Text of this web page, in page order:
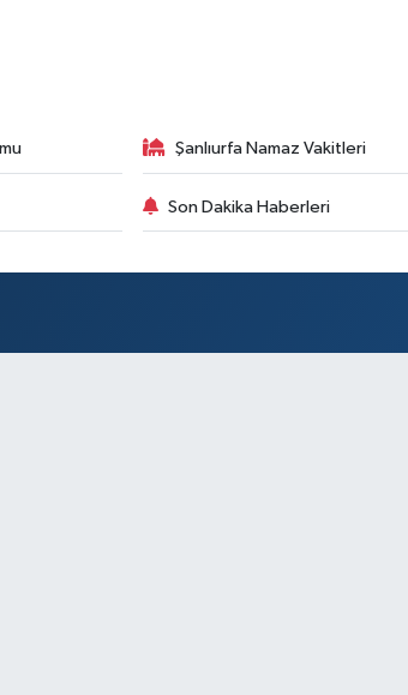
Şanlıurfa Namaz Vakitleri
Son Dakika Haberleri